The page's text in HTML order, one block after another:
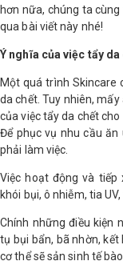
hơn nữa, chúng ta
qua bài viết này nhé!
Ý nghĩa của việc tẩy
Một quá trình Skincare
da chết. Tuy nhiên,
của việc tẩy da chết cho
Để phục vụ nhu cầu
phải làm việc.
Việc hoạt động và
khói bụi, ô nhiễm, tia
Chính những điều kiện
tụ bụi bẩn, bã nhờn,
cơ thể sẽ sản sinh tế